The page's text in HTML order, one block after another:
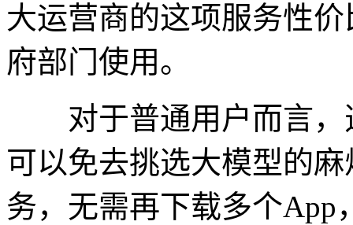
大运营商的这项服务性
府部门使用。
对于普通用户而言，
可以免去挑选大模型的
务，无需再下载多个App